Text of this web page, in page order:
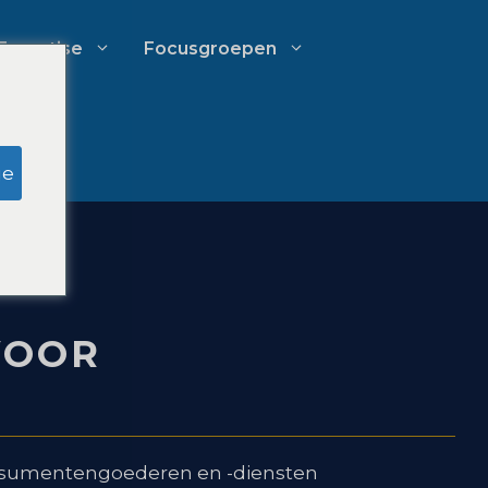
Groeistrategieën voor
Focusgroepen
en -diensten